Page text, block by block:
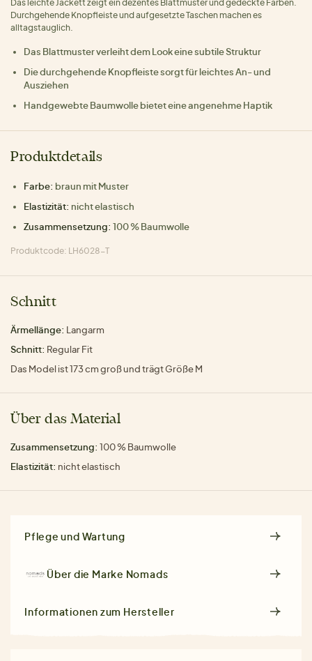
Das leichte Jackett zeigt ein dezentes Blattmuster und gedeckte Farben.
Durchgehende Knopfleiste und aufgesetzte Taschen machen es
alltagstauglich.
Das Blattmuster verleiht dem Look eine subtile Struktur
Die durchgehende Knopfleiste sorgt für leichtes An- und
Ausziehen
Handgewebte Baumwolle bietet eine angenehme Haptik
Produktdetails
Farbe: braun mit Muster
Elastizität: nicht elastisch
Zusammensetzung: 100 % Baumwolle
Produktcode: LH6028-T
Schnitt
Ärmellänge: Langarm
Schnitt: Regular Fit
Das Model ist 173 cm groß und trägt Größe M
Über das Material
Zusammensetzung: 100 % Baumwolle
Elastizität: nicht elastisch
Pflege und Wartung
Über die Marke Nomads
Informationen zum Hersteller